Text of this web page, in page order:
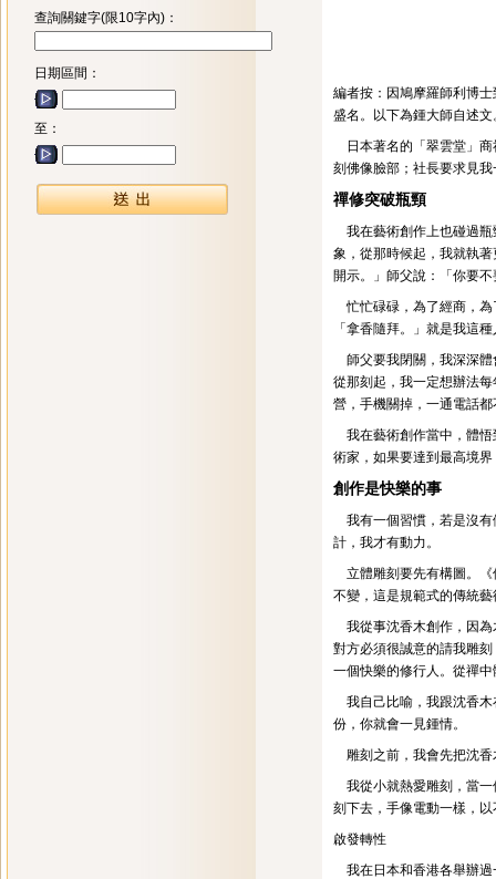
查詢關鍵字(限10字內)：
日期區間：
至：
編者按：因鳩摩羅師利博
盛名。以下為鍾大師自述文
日本著名的「翠雲堂」商
刻佛像臉部；社長要求見
禪修突破瓶頸
我在藝術創作上也碰過瓶
象，從那時候起，我就執
開示。」師父說：「你要
忙忙碌碌，為了經商，為
「拿香隨拜。」就是我這
師父要我閉關，我深深體
從那刻起，我一定想辦法
營，手機關掉，一通電話都
我在藝術創作當中，體悟
術家，如果要達到最高境
創作是快樂的事
我有一個習慣，若是沒有
計，我才有動力。
立體雕刻要先有構圖。《
不變，這是規範式的傳統藝
我從事沈香木創作，因為
對方必須很誠意的請我雕
一個快樂的修行人。從禪
我自己比喻，我跟沈香木
份，你就會一見鍾情。
雕刻之前，我會先把沈香
我從小就熱愛雕刻，當一
刻下去，手像電動一樣，
啟發轉性
我在日本和香港各舉辦過